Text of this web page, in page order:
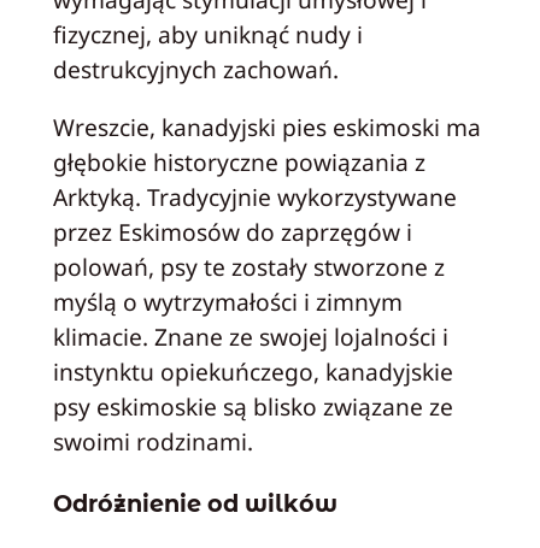
fizycznej, aby uniknąć nudy i
destrukcyjnych zachowań.
Wreszcie, kanadyjski pies eskimoski ma
głębokie historyczne powiązania z
Arktyką. Tradycyjnie wykorzystywane
przez Eskimosów do zaprzęgów i
polowań, psy te zostały stworzone z
myślą o wytrzymałości i zimnym
klimacie. Znane ze swojej lojalności i
instynktu opiekuńczego, kanadyjskie
psy eskimoskie są blisko związane ze
swoimi rodzinami.
Odróżnienie od wilków